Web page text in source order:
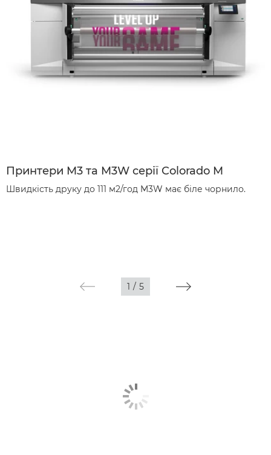
Принтери M3 та M3W серії Colorado M
Швидкість друку до 111 м2/год M3W має біле чорнило.
1 / 5